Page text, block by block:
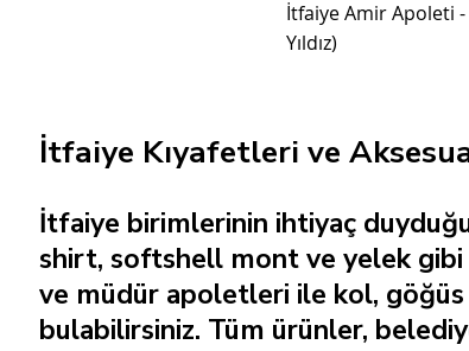
İtfaiye Amir Apoleti -
Yıldız)
İtfaiye Kıyafetleri ve
İtfaiye birimlerinin ihtiyaç
shirt, softshell mont ve yelek gibi
ve müdür apoletleri ile kol, göğüs
bulabilirsiniz. Tüm ürünler,